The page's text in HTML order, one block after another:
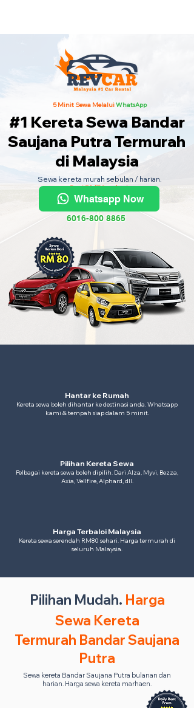
5 Minit Sewa MelaluiWhatsApp
#1 Kereta Sewa Bandar
Saujana Putra Termurah
di Malaysia
Sewa kereta murah sebulan / harian.
Dari RM70 sehari.
Whatsapp Now
6016-800 8865
Hantar ke Rumah
Kereta sewa boleh dihantar ke destinasi anda. Whatsapp
kami & tempah siap dalam 5 minit.
Pilihan Kereta Sewa
Pelbagai kereta sewa boleh dipilih. Dari Alza, Myvi, Bezza,
Axia, Vellfire, Alphard, dll.
Harga Terbaloi Malaysia
Kereta sewa serendah RM80 sehari. Harga termurah di
seluruh Malaysia.
Pilihan Mudah. Harga
Sewa Kereta
Termurah Bandar Saujana
Putra
Sewa kereta Bandar Saujana Putra bulanan dan
harian. Harga sewa kereta marhaen.